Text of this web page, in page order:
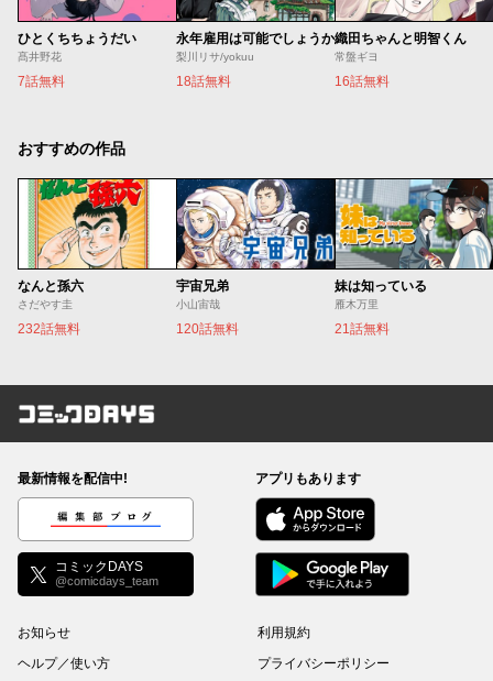
ひとくちちょうだい
髙井野花
7話無料
永年雇用は可能でしょうか
梨川リサ/yokuu
18話無料
織田ちゃんと明智くん
常盤ギヨ
16話無料
おすすめの作品
なんと孫六
さだやす圭
232話無料
宇宙兄弟
小山宙哉
120話無料
妹は知っている
雁木万里
21話無料
コミックDAYS
最新情報を配信中!
編集部ブログ
コミックDAYS
@comicdays_team
アプリもあります
お知らせ
ヘルプ／使い方
利用規約
プライバシーポリシー